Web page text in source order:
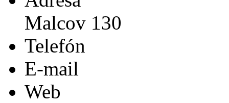
Malcov 130
Telefón
E-mail
Web